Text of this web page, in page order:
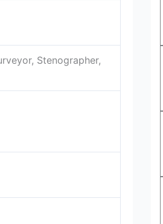
Stenographer,